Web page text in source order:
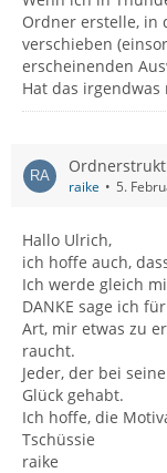
Ordner erstelle, in
verschieben
erscheinenden
Hat das
raike 5.
Hallo Ulrich,
ich hoffe auch,
Ich werde gleich
DANKE sage ich
Art, mir etwas zu
raucht.
Jeder, der bei
Glück gehabt.
Ich hoffe, die
Tschüssie
raike